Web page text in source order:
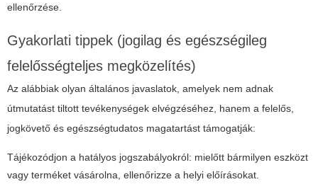
ellenőrzése.
Gyakorlati tippek (jogilag és egészségileg
felelősségteljes megközelítés)
Az alábbiak olyan általános javaslatok, amelyek nem adnak
útmutatást tiltott tevékenységek elvégzéséhez, hanem a felelős,
jogkövető és egészségtudatos magatartást támogatják:
Tájékozódjon a hatályos jogszabályokról: mielőtt bármilyen eszközt
vagy terméket vásárolna, ellenőrizze a helyi előírásokat.